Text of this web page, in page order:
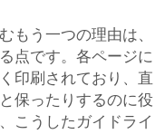
もう一つの理由は、
点です。各ページに
印刷されており、直
保ったりするのに役
こうしたガイドライ